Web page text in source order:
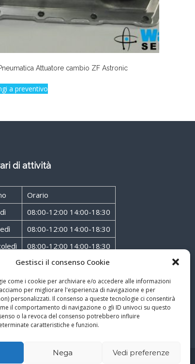
Gestisci il consenso Cookie
come i cookie per archiviare e/o accedere alle informazioni
per migliorare l'esperienza di navigazione e per
personalizzati. Il consenso a queste tecnologie ci consentirà
il comportamento di navigazione o gli ID univoci su questo
o la revoca del consenso potrebbero influire
caratteristiche e funzioni.
Nega Vedi preferenze
Attuatore cambio ZF Astronic
a preventivo
di attività
Orario
08:00-12:00 14:00-18:30
08:00-12:00 14:00-18:30
08:00-12:00 14:00-18:30
08:00-12:00 14:00-18:30
08:00-12:00 14:00-18:30
08:00-12:00